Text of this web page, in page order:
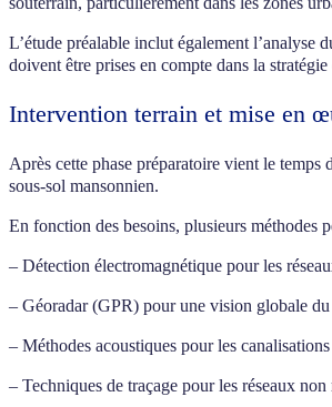
L’étude préalable inclut également
doivent être prises en compte dans la
Intervention terrain et mise en
Après cette phase préparatoire vient le
sous-sol mansonnien.
En fonction des besoins, plusieurs méthodes
– Détection électromagnétique pour les
– Géoradar (GPR) pour une vision globale du
– Méthodes acoustiques pour les
– Techniques de traçage pour les réseaux